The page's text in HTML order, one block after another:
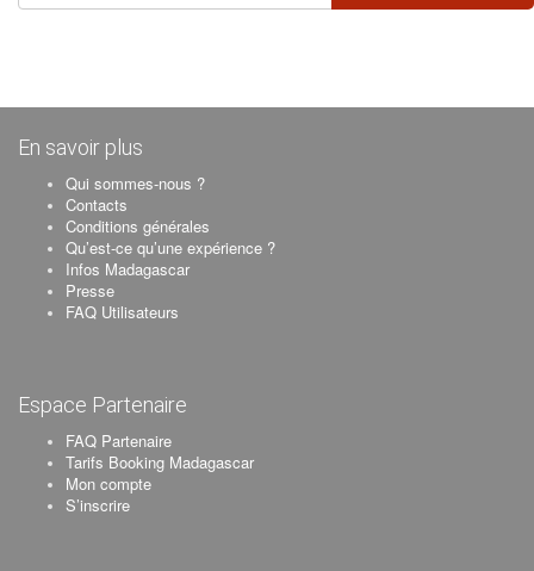
En savoir plus
Qui sommes-nous ?
Contacts
Conditions générales
Qu’est-ce qu’une expérience ?
Infos Madagascar
Presse
FAQ Utilisateurs
Espace Partenaire
FAQ Partenaire
Tarifs Booking Madagascar
Mon compte
S’inscrire